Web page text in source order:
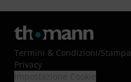
Termini & Condizioni/Stampa
Privacy